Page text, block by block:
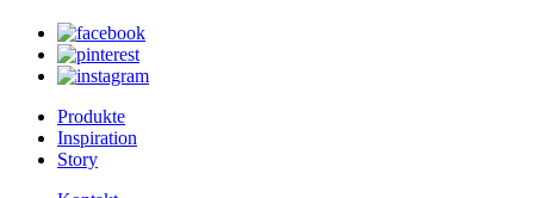
Produkte
Inspiration
Story